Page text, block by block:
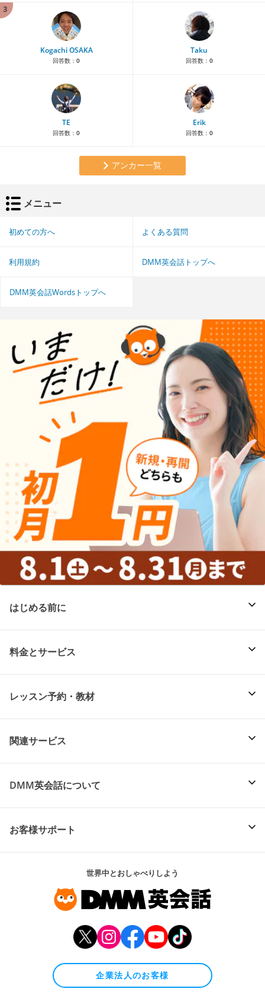
3
Kogachi OSAKA
回答数： 0
Taku
回答数： 0
TE
回答数： 0
Erik
回答数： 0
アンカー一覧
メニュー
初めての方へ よくある質問
利用規約 DMM英会話トップへ
DMM英会話Wordsトップへ
はじめる前に
料金とサービス
レッスン予約・教材
関連サービス
DMM英会話について
お客様サポート
世界中とおしゃべりしよう
企業法人のお客様